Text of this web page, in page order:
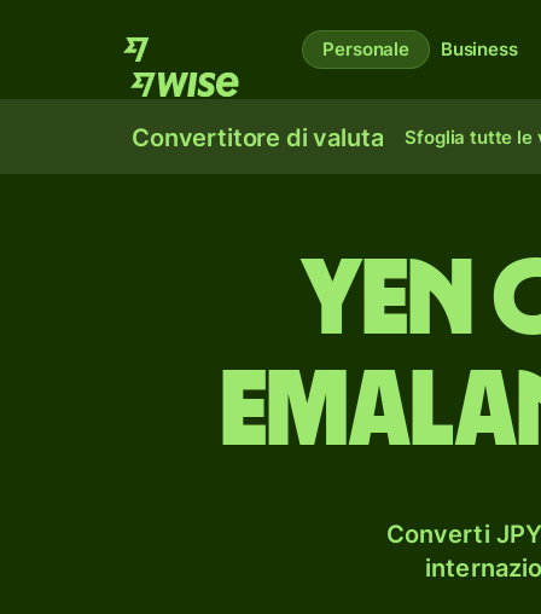
Personale Business
Convertitore di valuta Sfoglia tutte le
yen
Converti